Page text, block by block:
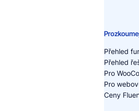
Přehled
Přehled
Pro
Pro
Ceny